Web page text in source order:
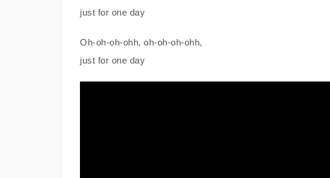
just for one day
Oh-oh-oh-ohh, oh-oh-oh-ohh,
just for one day